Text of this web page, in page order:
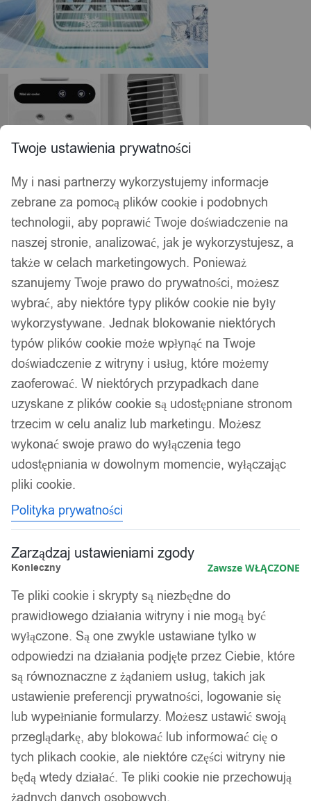
Twoje ustawienia prywatności
My i nasi partnerzy wykorzystujemy informacje
zebrane za pomocą plików cookie i podobnych
technologii, aby poprawić Twoje doświadczenie na
naszej stronie, analizować, jak je wykorzystujesz, a
także w celach marketingowych. Ponieważ
szanujemy Twoje prawo do prywatności, możesz
wybrać, aby niektóre typy plików cookie nie były
wykorzystywane. Jednak blokowanie niektórych
typów plików cookie może wpłynąć na Twoje
doświadczenie z witryny i usług, które możemy
zaoferować. W niektórych przypadkach dane
uzyskane z plików cookie są udostępniane stronom
trzecim w celu analiz lub marketingu. Możesz
wykonać swoje prawo do wyłączenia tego
udostępniania w dowolnym momencie, wyłączając
pliki cookie.
Polityka prywatności
Zarządzaj ustawieniami zgody
Konieczny Zawsze WŁĄCZONE
Te pliki cookie i skrypty są niezbędne do
prawidłowego działania witryny i nie mogą być
wyłączone. Są one zwykle ustawiane tylko w
odpowiedzi na działania podjęte przez Ciebie, które
są równoznaczne z żądaniem usług, takich jak
ustawienie preferencji prywatności, logowanie się
lub wypełnianie formularzy. Możesz ustawić swoją
przeglądarkę, aby blokować lub informować cię o
tych plikach cookie, ale niektóre części witryny nie
będą wtedy działać. Te pliki cookie nie przechowują